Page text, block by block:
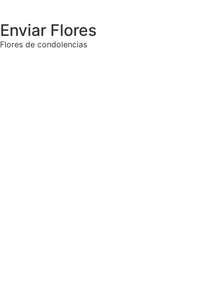
Enviar Flores
Flores de condolencias